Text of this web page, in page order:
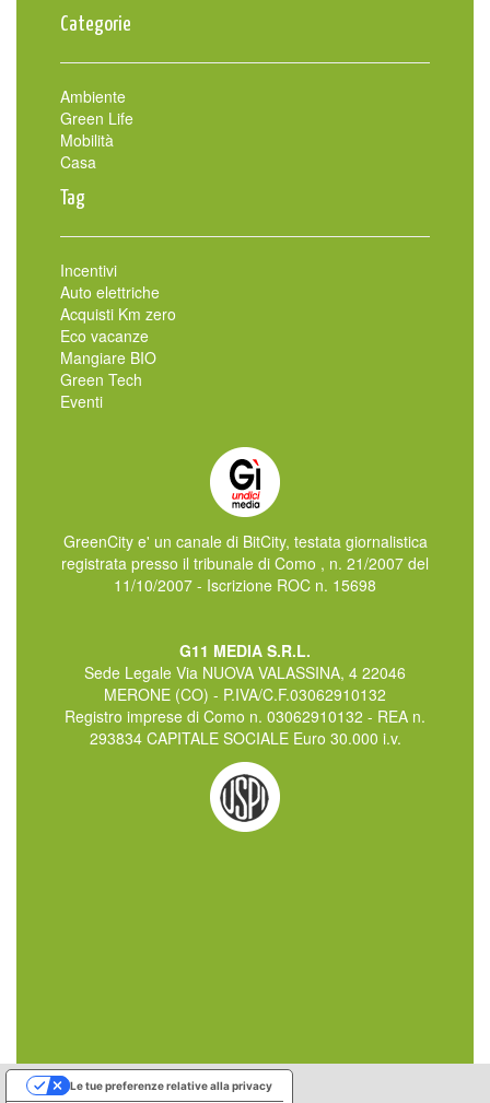
Categorie
Ambiente
Green Life
Mobilità
Casa
Tag
Incentivi
Auto elettriche
Acquisti Km zero
Eco vacanze
Mangiare BIO
Green Tech
Eventi
GreenCity e' un canale di BitCity, testata giornalistica
registrata presso il tribunale di Como , n. 21/2007 del
11/10/2007 - Iscrizione ROC n. 15698
G11 MEDIA S.R.L.
Sede Legale Via NUOVA VALASSINA, 4 22046
MERONE (CO) - P.IVA/C.F.03062910132
Registro imprese di Como n. 03062910132 - REA n.
293834 CAPITALE SOCIALE Euro 30.000 i.v.
Le tue preferenze relative alla privacy